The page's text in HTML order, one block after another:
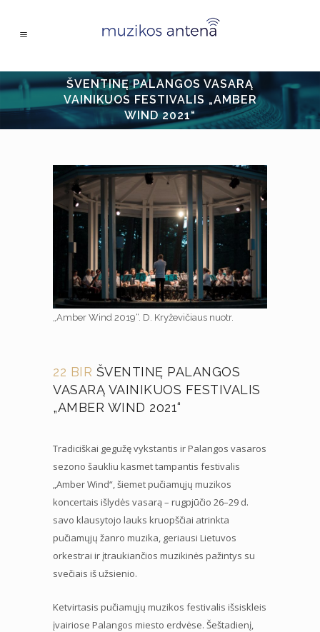
ŠVENTINĘ PALANGOS VASARĄ
VAINIKUOS FESTIVALIS „AMBER
WIND 2021“
„Amber Wind 2019“. D. Kryževičiaus nuotr.
22 BIR ŠVENTINĘ PALANGOS
VASARĄ VAINIKUOS FESTIVALIS
„AMBER WIND 2021“
Tradiciškai gegužę vykstantis ir Palangos vasaros
sezono šaukliu kasmet tampantis festivalis
„Amber Wind“, šiemet pučiamųjų muzikos
koncertais išlydės vasarą – rugpjūčio 26–29 d.
savo klausytojo lauks kruopščiai atrinkta
pučiamųjų žanro muzika, geriausi Lietuvos
orkestrai ir įtraukiančios muzikinės pažintys su
svečiais iš užsienio.
Ketvirtasis pučiamųjų muzikos festivalis išsiskleis
įvairiose Palangos miesto erdvėse. Šeštadienį,